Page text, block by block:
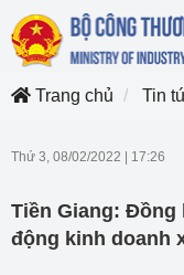
Trang chủ
Tin
Thứ 3, 08/02/2022 17:26
Tiền Giang: Đồng
động kinh doanh